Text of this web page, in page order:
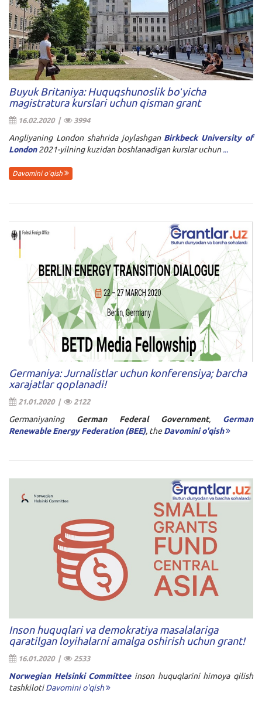
Buyuk Britaniya: Huquqshunoslik boʻyicha
magistratura kurslari uchun qisman grant
16.02.2020 | 3994
Angliyaning London shahrida joylashgan Birkbeck University of
London2021-yilning kuzidan boshlanadigan kurslar uchun...
Davomini o'qish
Germaniya: Jurnalistlar uchun konferensiya; barcha
xarajatlar qoplanadi!
21.01.2020 | 2122
Germaniyaning German Federal Government, German
Renewable Energy Federation (BEE), theDavomini o'qish
Inson huquqlari va demokratiya masalalariga
qaratilgan loyihalarni amalga oshirish uchun grant!
16.01.2020 | 2533
Norwegian Helsinki Committeeinson huquqlarini himoya qilish
tashkilotiDavomini o'qish